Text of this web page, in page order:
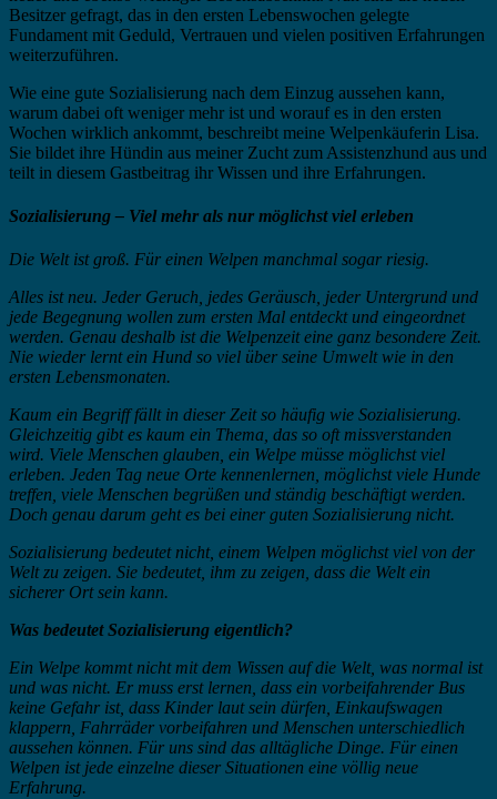
Besitzer gefragt, das in den ersten Lebenswochen gelegte
Fundament mit Geduld, Vertrauen und vielen positiven Erfahrungen
weiterzuführen.
Wie eine gute Sozialisierung nach dem Einzug aussehen kann,
warum dabei oft weniger mehr ist und worauf es in den ersten
Wochen wirklich ankommt, beschreibt meine Welpenkäuferin Lisa.
Sie bildet ihre Hündin aus meiner Zucht zum Assistenzhund aus und
teilt in diesem Gastbeitrag ihr Wissen und ihre Erfahrungen.
Sozialisierung – Viel mehr als nur möglichst viel erleben
Die Welt ist groß. Für einen Welpen manchmal sogar riesig.
Alles ist neu. Jeder Geruch, jedes Geräusch, jeder Untergrund und
jede Begegnung wollen zum ersten Mal entdeckt und eingeordnet
werden. Genau deshalb ist die Welpenzeit eine ganz besondere Zeit.
Nie wieder lernt ein Hund so viel über seine Umwelt wie in den
ersten Lebensmonaten.
Kaum ein Begriff fällt in dieser Zeit so häufig wie Sozialisierung.
Gleichzeitig gibt es kaum ein Thema, das so oft missverstanden
wird. Viele Menschen glauben, ein Welpe müsse möglichst viel
erleben. Jeden Tag neue Orte kennenlernen, möglichst viele Hunde
treffen, viele Menschen begrüßen und ständig beschäftigt werden.
Doch genau darum geht es bei einer guten Sozialisierung nicht.
Sozialisierung bedeutet nicht, einem Welpen möglichst viel von der
Welt zu zeigen. Sie bedeutet, ihm zu zeigen, dass die Welt ein
sicherer Ort sein kann.
Was bedeutet Sozialisierung eigentlich?
Ein Welpe kommt nicht mit dem Wissen auf die Welt, was normal ist
und was nicht. Er muss erst lernen, dass ein vorbeifahrender Bus
keine Gefahr ist, dass Kinder laut sein dürfen, Einkaufswagen
klappern, Fahrräder vorbeifahren und Menschen unterschiedlich
aussehen können. Für uns sind das alltägliche Dinge. Für einen
Welpen ist jede einzelne dieser Situationen eine völlig neue
Erfahrung.